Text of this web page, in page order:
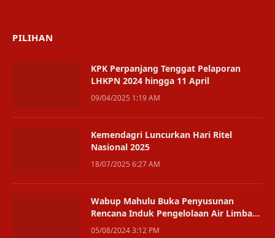
PILIHAN
KPK Perpanjang Tenggat Pelaporan
LHKPN 2024 hingga 11 April
09/04/2025 1:19 AM
Kemendagri Luncurkan Hari Ritel
Nasional 2025
18/07/2025 6:27 AM
Wabup Mahulu Buka Penyusunan
Rencana Induk Pengelolaan Air Limbah
untuk Peningkatan Kualitas Lingkungan
05/08/2024 3:12 PM